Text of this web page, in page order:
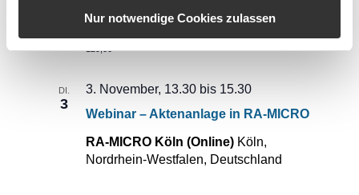
Nur notwendige Cookies zulassen
Michgehl & Partner - Online
129,00
DI.
3
Webinar – Aktenanlage in RA-MICRO
3. November, 13.30 bis 15.30
RA-MICRO Köln (Online) Köln,
Nordrhein-Westfalen, Deutschland